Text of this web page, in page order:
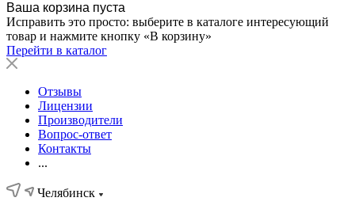
Ваша корзина пуста
Исправить это просто: выберите в каталоге интересующий
товар и нажмите кнопку «В корзину»
Перейти в каталог
Отзывы
Лицензии
Производители
Вопрос-ответ
Контакты
...
Челябинск